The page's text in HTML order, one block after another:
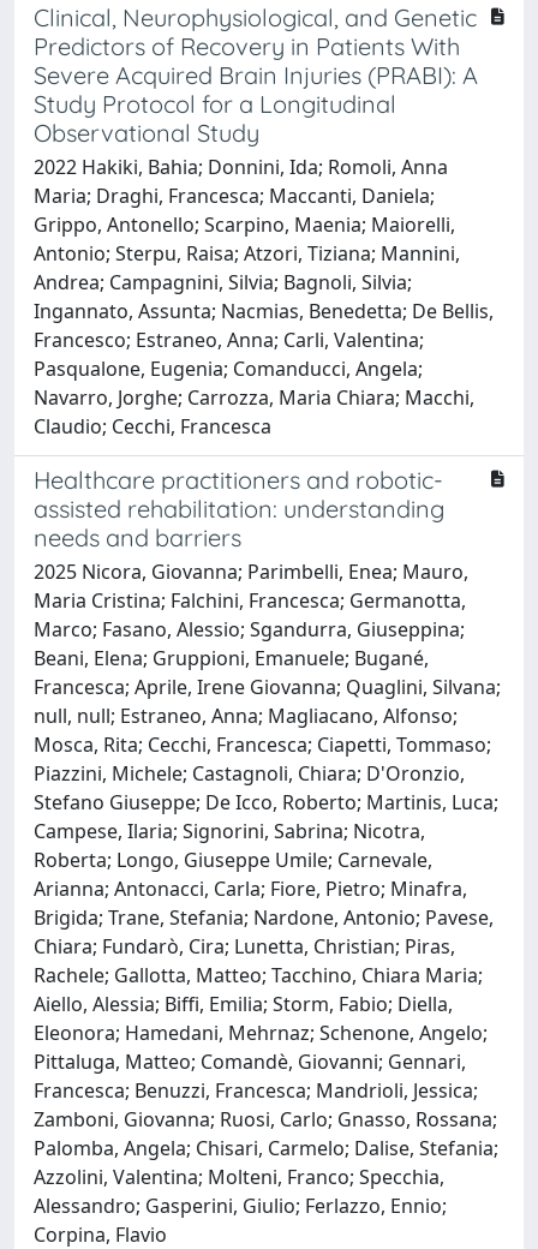
Clinical, Neurophysiological, and Genetic
Predictors of Recovery in Patients With
Severe Acquired Brain Injuries (PRABI): A
Study Protocol for a Longitudinal
Observational Study
2022 Hakiki, Bahia; Donnini, Ida; Romoli, Anna
Maria; Draghi, Francesca; Maccanti, Daniela;
Grippo, Antonello; Scarpino, Maenia; Maiorelli,
Antonio; Sterpu, Raisa; Atzori, Tiziana; Mannini,
Andrea; Campagnini, Silvia; Bagnoli, Silvia;
Ingannato, Assunta; Nacmias, Benedetta; De Bellis,
Francesco; Estraneo, Anna; Carli, Valentina;
Pasqualone, Eugenia; Comanducci, Angela;
Navarro, Jorghe; Carrozza, Maria Chiara; Macchi,
Claudio; Cecchi, Francesca
Healthcare practitioners and robotic-
assisted rehabilitation: understanding
needs and barriers
2025 Nicora, Giovanna; Parimbelli, Enea; Mauro,
Maria Cristina; Falchini, Francesca; Germanotta,
Marco; Fasano, Alessio; Sgandurra, Giuseppina;
Beani, Elena; Gruppioni, Emanuele; Bugané,
Francesca; Aprile, Irene Giovanna; Quaglini, Silvana;
null, null; Estraneo, Anna; Magliacano, Alfonso;
Mosca, Rita; Cecchi, Francesca; Ciapetti, Tommaso;
Piazzini, Michele; Castagnoli, Chiara; D'Oronzio,
Stefano Giuseppe; De Icco, Roberto; Martinis, Luca;
Campese, Ilaria; Signorini, Sabrina; Nicotra,
Roberta; Longo, Giuseppe Umile; Carnevale,
Arianna; Antonacci, Carla; Fiore, Pietro; Minafra,
Brigida; Trane, Stefania; Nardone, Antonio; Pavese,
Chiara; Fundarò, Cira; Lunetta, Christian; Piras,
Rachele; Gallotta, Matteo; Tacchino, Chiara Maria;
Aiello, Alessia; Biffi, Emilia; Storm, Fabio; Diella,
Eleonora; Hamedani, Mehrnaz; Schenone, Angelo;
Pittaluga, Matteo; Comandè, Giovanni; Gennari,
Francesca; Benuzzi, Francesca; Mandrioli, Jessica;
Zamboni, Giovanna; Ruosi, Carlo; Gnasso, Rossana;
Palomba, Angela; Chisari, Carmelo; Dalise, Stefania;
Azzolini, Valentina; Molteni, Franco; Specchia,
Alessandro; Gasperini, Giulio; Ferlazzo, Ennio;
Corpina, Flavio